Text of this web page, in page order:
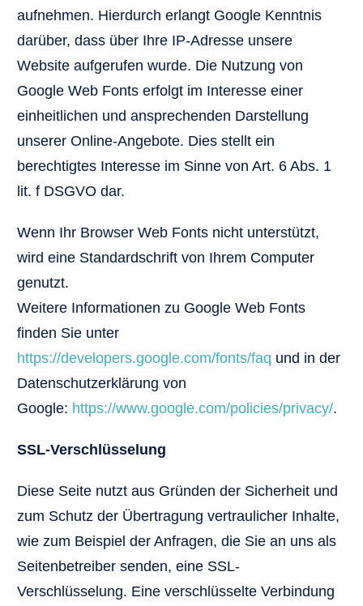
aufnehmen. Hierdurch erlangt Google Kenntnis
darüber, dass über Ihre IP-Adresse unsere
Website aufgerufen wurde. Die Nutzung von
Google Web Fonts erfolgt im Interesse einer
einheitlichen und ansprechenden Darstellung
unserer Online-Angebote. Dies stellt ein
berechtigtes Interesse im Sinne von Art. 6 Abs. 1
lit. f DSGVO dar.
Wenn Ihr Browser Web Fonts nicht unterstützt,
wird eine Standardschrift von Ihrem Computer
genutzt.
Weitere Informationen zu Google Web Fonts
finden Sie unter
https://developers.google.com/fonts/faq und in der
Datenschutzerklärung von
Google: https://www.google.com/policies/privacy/.
SSL-Verschlüsselung
Diese Seite nutzt aus Gründen der Sicherheit und
zum Schutz der Übertragung vertraulicher Inhalte,
wie zum Beispiel der Anfragen, die Sie an uns als
Seitenbetreiber senden, eine SSL-
Verschlüsselung. Eine verschlüsselte Verbindung